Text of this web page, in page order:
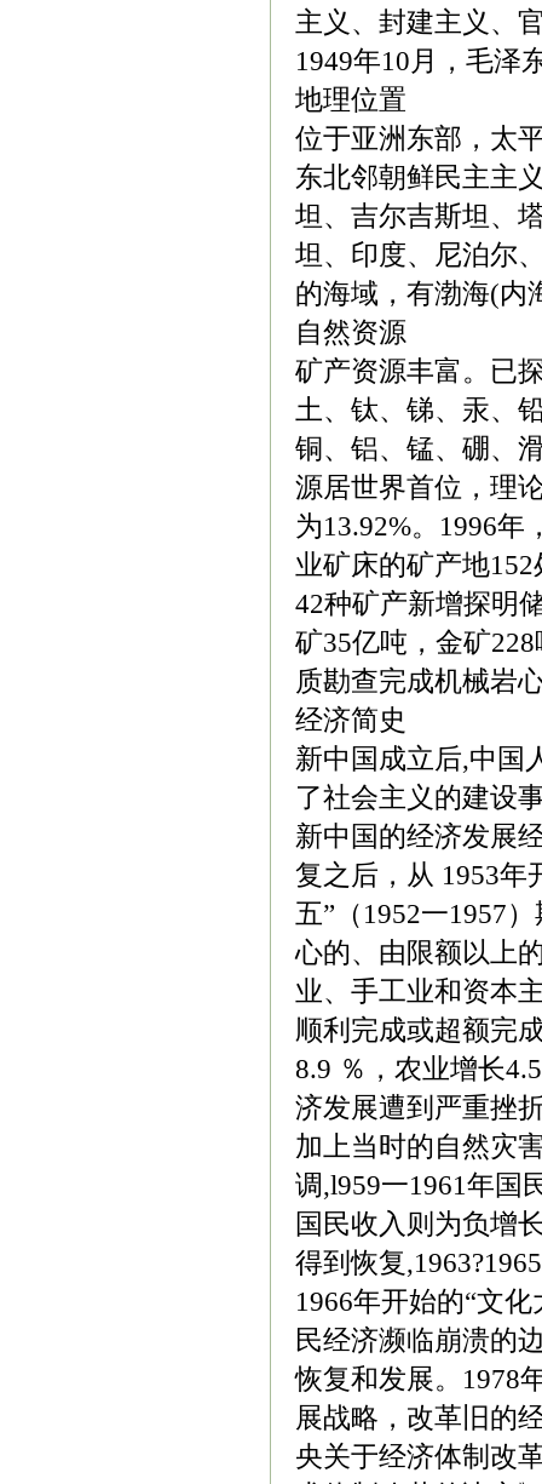
主义、封建主义、
1949年10月，毛泽
地理位置
位于亚洲东部，太
东北邻朝鲜民主主
坦、吉尔吉斯坦、
坦、印度、尼泊尔
的海域，有渤海(内
自然资源
矿产资源丰富。已
土、钛、锑、汞、
铜、铝、锰、硼、
源居世界首位，理
为13.92%。1996
业矿床的矿产地
42种矿产新增探明
矿35亿吨，金矿
质勘查完成机械岩
经济简史
新中国成立后,中国
了社会主义的建设
新中国的经济发展
复之后，从 1953年
五”（1952一1957
心的、由限额以上
业、手工业和资本
顺利完成或超额完
8.9 ％，农业增长
济发展遭到严重挫
加上当时的自然灾
调,l959一1961年国
国民收入则为负增
得到恢复
1966年开始的“文
民经济濒临崩溃的
恢复和发展。1978
展战略，改革旧的
央关于经济体制改